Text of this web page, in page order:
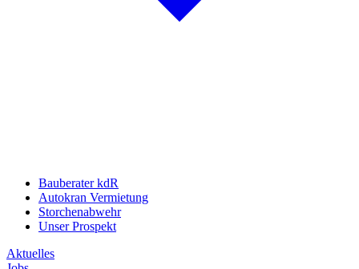
Bauberater kdR
Autokran Vermietung
Storchenabwehr
Unser Prospekt
Aktuelles